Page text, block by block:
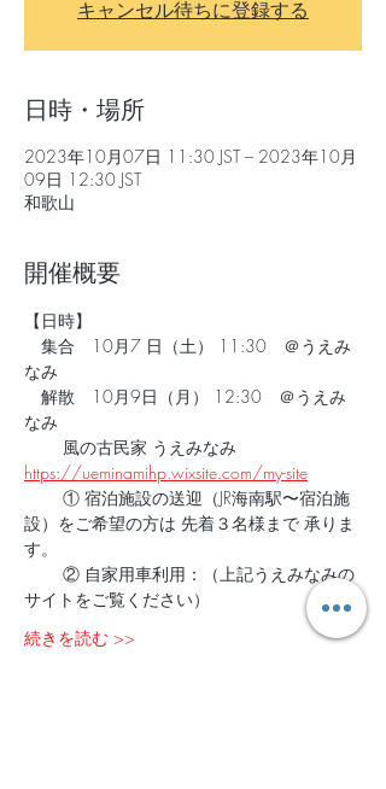
キャンセル待ちに登録する
日時・場所
2023年10月07日 11:30 JST – 2023年10月
09日 12:30 JST
和歌山
開催概要
【日時】
集合　10月7 日（土） 11:30　＠うえみ
なみ
解散　10月9日（月） 12:30　＠うえみ
なみ
風の古民家 うえみなみ
https://ueminamihp.wixsite.com/my-site
① 宿泊施設の送迎（JR海南駅〜宿泊施
設）をご希望の方は 先着３名様まで 承りま
す。
② 自家用車利用：（上記うえみなみの
サイトをご覧ください）
続きを読む >>